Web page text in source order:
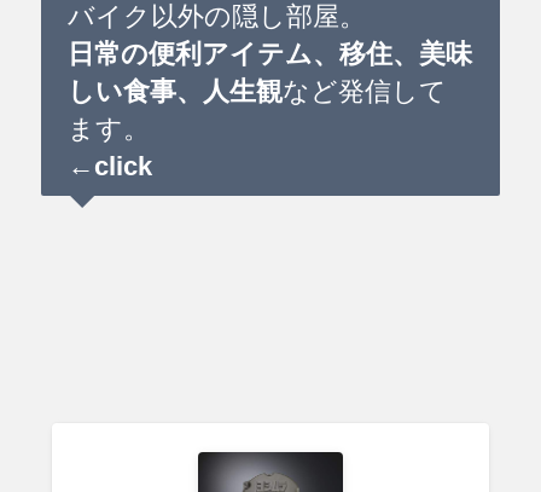
バイク以外の隠し部屋。
日常の便利アイテム、移住、美味
しい食事、人生観など発信して
ます。
←click